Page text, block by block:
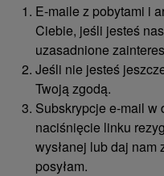
E-maile z pobytami i
Ciebie, jeśli jesteś
uzasadnione
Jeśli nie jesteś
Twoją zgodą.
Subskrypcje e-mail w
naciśnięcie linku
wysłanej lub daj nam
posyłam.